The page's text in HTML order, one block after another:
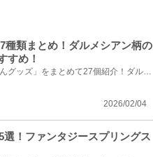
種類まとめ！ダルメシアン柄の
すめ！
ディズニーランド・ディズニーシーで買える「101匹わんちゃんグッズ」をまとめて27個紹介！ダルメシアン...
2026/02/04
選！ファンタジースプリングス